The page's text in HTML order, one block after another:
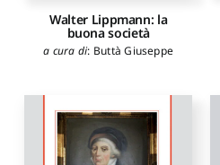
Walter Lippmann: la
buona società
a cura di: Buttà Giuseppe